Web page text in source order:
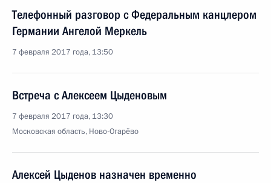
Телефонный разговор с Федеральным канцлером
Германии Ангелой Меркель
7 февраля 2017 года, 13:50
Встреча с Алексеем Цыденовым
7 февраля 2017 года, 13:30
Московская область, Ново-Огарёво
Алексей Цыденов назначен временно